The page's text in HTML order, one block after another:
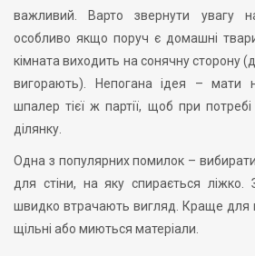
важливий. Варто звернути увагу
особливо якщо поруч є домашні
кімната виходить на сонячну сторону
вигорають). Непогана ідея – мати
шпалер тієї ж партії, щоб при
ділянку.
Одна з популярних помилок –
для стіни, на яку спирається
швидко втрачають вигляд. Краще для
щільні або миються матеріали.